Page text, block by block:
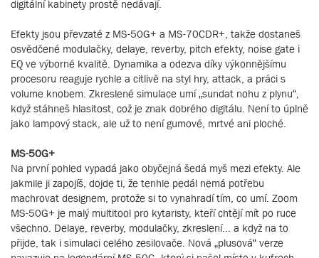
digitální kabinety prostě nedávají.
Efekty jsou převzaté z MS-50G+ a MS-70CDR+, takže dostaneš
osvědčené modulačky, delaye, reverby, pitch efekty, noise gate i
EQ ve výborné kvalitě. Dynamika a odezva díky výkonnějšímu
procesoru reaguje rychle a citlivě na styl hry, attack, a práci s
volume knobem. Zkreslené simulace umí „sundat nohu z plynu“,
když stáhneš hlasitost, což je znak dobrého digitálu. Není to úplně
jako lampový stack, ale už to není gumové, mrtvé ani ploché.
MS-50G+
Na první pohled vypadá jako obyčejná šedá myš mezi efekty. Ale
jakmile ji zapojíš, dojde ti, že tenhle pedál nemá potřebu
machrovat designem, protože si to vynahradí tím, co umí. Zoom
MS-50G+ je malý multitool pro kytaristy, kteří chtějí mít po ruce
všechno. Delaye, reverby, modulačky, zkreslení... a když na to
přijde, tak i simulaci celého zesilovače. Nová „plusová“ verze